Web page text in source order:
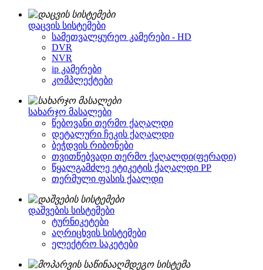
დაცვის სისტემები
სამეთვალყურეო კამერები - HD
DVR
NVR
ip კამერები
კომპლექტები
სახარჯო მასალები
წებოვანი თერმო ქაღალდი
დეტალური ჩეკის ქაღალდი
ბეჭდვის რიბონები
თვითწებვადი თერმო ქაღალდი(ფერადი)
წყალგამძლე ეტიკეტის ქაღალდი PP
თერმული ფასის ქაალდი
დაშვების სისტემები
ტურნიკეტები
აღრიცხვის სისტემები
ელექტრო საკეტები